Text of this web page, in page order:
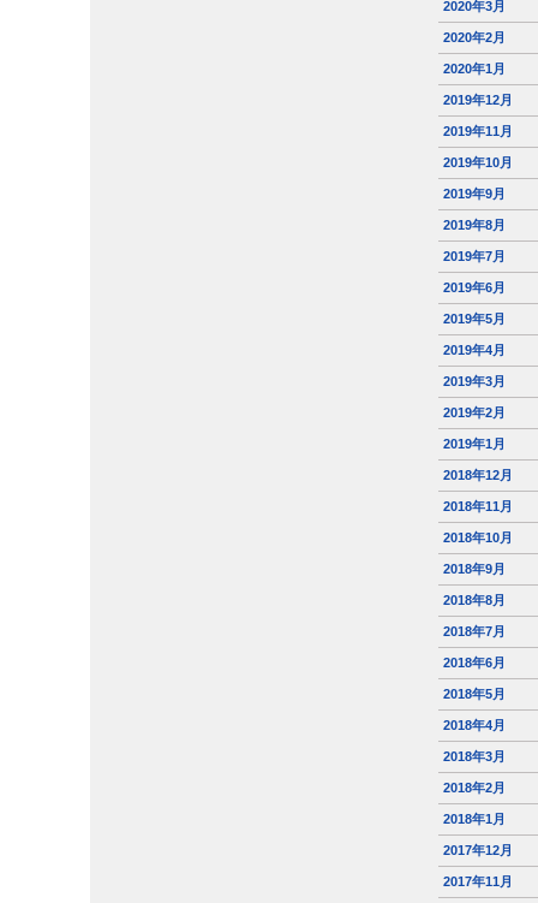
2020年3月
2020年2月
2020年1月
2019年12月
2019年11月
2019年10月
2019年9月
2019年8月
2019年7月
2019年6月
2019年5月
2019年4月
2019年3月
2019年2月
2019年1月
2018年12月
2018年11月
2018年10月
2018年9月
2018年8月
2018年7月
2018年6月
2018年5月
2018年4月
2018年3月
2018年2月
2018年1月
2017年12月
2017年11月